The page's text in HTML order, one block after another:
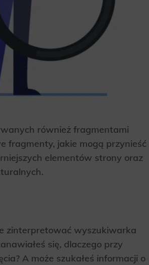
również fragmentami
fragmenty, jakie mogą przynieść
elementów strony oraz
zinterpretować wyszukiwarka
się, dlaczego przy
A może szukałeś informacji o